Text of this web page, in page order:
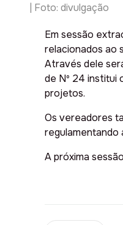
| Foto: divulgação
Em sessão
relacionados ao
Através dele
de Nº 24 institui
projetos.
Os vereadores
regulamentando
A próxima